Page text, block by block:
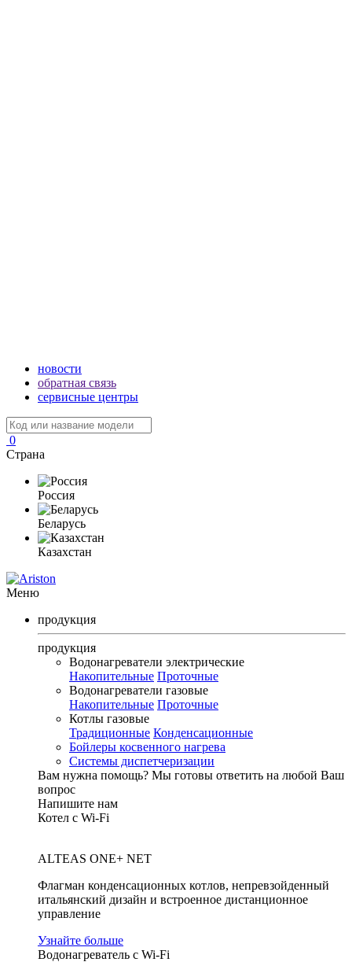
новости
обратная связь
сервисные центры
0
Страна
Россия
Беларусь
Казахстан
Меню
продукция
продукция
Водонагреватели электрические
Накопительные Проточные
Водонагреватели газовые
Накопительные Проточные
Котлы газовые
Традиционные Конденсационные
Бойлеры косвенного нагрева
Системы диспетчеризации
Вам нужна помощь? Мы готовы ответить на любой Ваш
вопрос
Напишите нам
Котел с Wi-Fi
ALTEAS ONE+ NET
Флагман конденсационных котлов, непревзойденный
итальянский дизайн и встроенное дистанционное
управление
Узнайте больше
Водонагреватель с Wi-Fi